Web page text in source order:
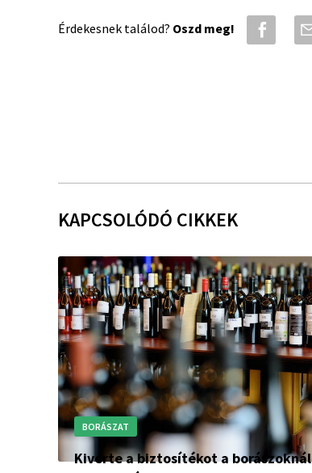
Érdekesnek találod? Oszd meg!
KAPCSOLÓDÓ CIKKEK
BORÁSZAT
Kiverte a biztosítékot a borászoknál